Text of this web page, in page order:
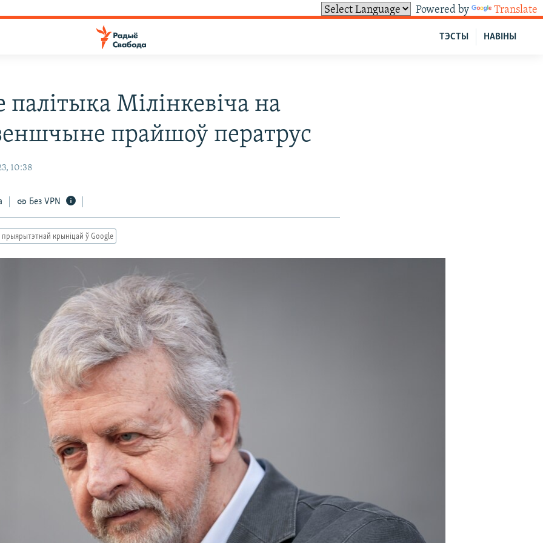
Powered by Translate
НАВІНЫ
ТЭСТЫ
палітыка Мілінкевіча на
прайшоў ператрус
10:38
Без VPN
прыярытэтнай крыніцай ў Google